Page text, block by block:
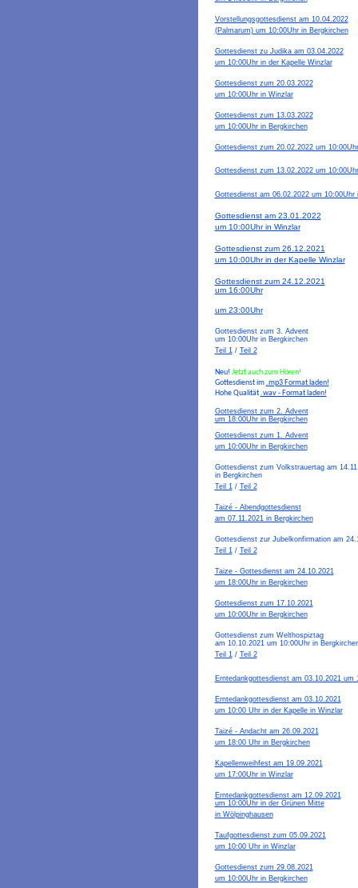
Vorstellungsgottesdienst am 10.04.2022
(Palmarum) um 10:00Uhr in Bergkirchen
Gottesdienst zu Judika am 03.04.2022
um 10:00Uhr in der Kapelle Winzlar
Gottesdienst zum 20.03.2022
um 10:00Uhr in Winzlar
Gottesdienst zum 13.03.2022
um 10:00Uhr in Bergkirchen
Gottesdienst zum 20.02.2022 um
Gottesdienst zum 13.02.2022 um
Gottesdienst am 06.02.2022 um 10:00Uhr
Gottesdienst am 23.01.2022
um 10:00Uhr in Winzlar
Gottesdienst zum 26.12.2021
um 10:00Uhr in der Kapelle Winzlar
Gottesdienst zum 24.12.2021
um 16:00Uhr
um 23:00Uhr
Gottesdienst zum 3. Advent
um 10:00Uhr in Bergkirchen
Teil 1 / Teil 2
Neu! Jetzt auch zum Hören!
Gottesdienst im.mp3 Format laden!
Hohe Qualität.wav - Format laden!
Gottesdienst zum 2. Advent
um 18:00Uhr in Bergkirchen
Gottesdienst zum 1. Advent
um 10:00Uhr in Bergkirchen
Gottesdienst zum Volkstrauertag am
in Bergkirchen
Teil 1 / Teil 2
Taizé - Abendgottesdienst
am 07.11.2021 in Bergkirchen
Gottesdienst zur Jubelkonfirmation am
Teil 1 / Teil 2
Taize - Gottesdienst am 24.10.2021
um 18:00Uhr in Bergkirchen
Gottesdienst zum 17.10.2021
um 10:00Uhr in Bergkirchen
Gottesdienst zum Welthospiztag
am 10.10.2021 um 10:00Uhr in
Teil 1 / Teil 2
Erntedankgottesdienst am 03.10.2021 um
Erntedankgottesdienst am 03.10.2021
um 10:00 Uhr in der Kapelle in Winzlar
Taizé - Andacht am 26.09.2021
um 18:00 Uhr in Bergkirchen
Kapellenweihfest am 19.09.2021
um 17:00Uhr in Winzlar
Erntedankgottesdienst am 12.09.2021
um 10:00Uhr in der Grünen Mitte
in Wölpinghausen
Taufgottesdienst zum 05.09.2021
um 10:00 Uhr in Winzlar
Gottesdienst zum 29.08.2021
um 10:00Uhr in Bergkirchen